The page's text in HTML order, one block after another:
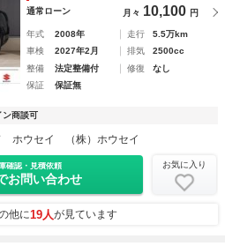
通常ローン 月々 10,100 円
年式 2008年 走行
5.5万km
車検
2027年2月 排気
2500cc
整備
法定整備付 修復
なし
保証
保証無
ン商談可
ホウセイ （株）ホウセイ
確認・見積依頼
お問い合わせ
お気に入り
他に19人が見ています